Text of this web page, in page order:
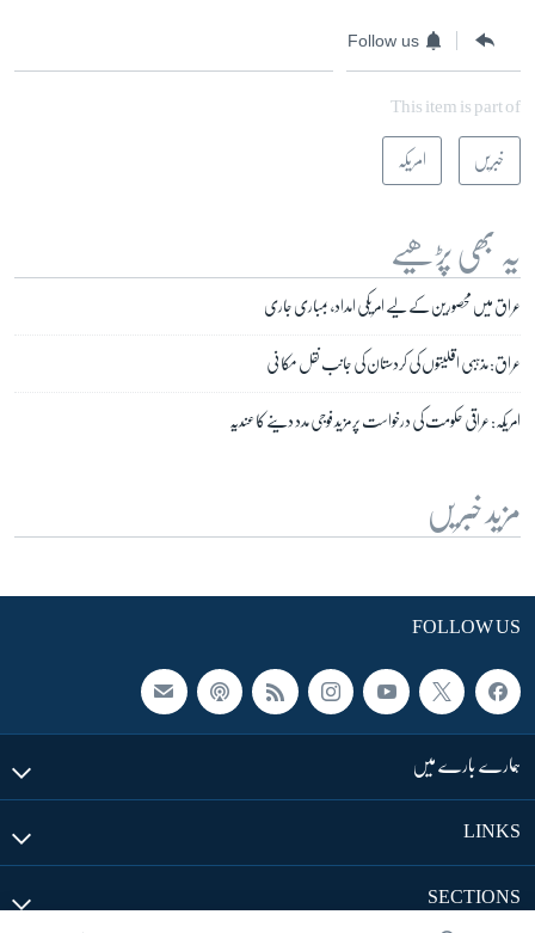
Follow us
This item is part of
خبریں امریکہ
یہ بھی پڑھیے
عراق میں محصورین کے لیے امریکی امداد، بمباری جاری
عراق: مذہبی اقلیتوں کی کردستان کی جانب نقل مکانی
امریکہ: عراقی حکومت کی درخواست پر مزید فوجی مدد دینے کا عندیہ
مزید خبریں
FOLLOW US
ہمارے بارے میں
LINKS
SECTIONS